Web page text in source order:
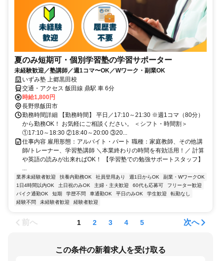
夏のみ短期可・個別学習塾の学習サポーター
未経験歓迎／塾講師／週1コマ〜OK／Wワーク・副業OK
いずみ塾 上郷黒田校
交通・アクセス 飯田線 鼎駅 車 6分
時給1,800円
長野県飯田市
勤務時間詳細 【勤務時間】 平日／17:10～21:30 ※週1コマ（80分）
から勤務OK！ お気軽にご相談ください。 ＜シフト・時間割＞
①17:10～18:30 ②18:40～20:00 ③20...
仕事内容 雇用形態：アルバイト・パート 職種：家庭教師、その他講
師/トレーナー、学習塾講師 ＼本業終わりの時間を有効活用！／ 計算
や英語の読みが出来ればOK！ 【学習塾での勉強サポートスタッフ】
...
業界未経験者歓迎 扶養内勤務OK 社員登用あり 週1日からOK
副業・WワークOK
1日4時間以内OK
土日祝のみOK 主婦・主夫歓迎 60代も応募可
フリーター歓迎
バイク通勤OK
短期 学歴不問 車通勤OK 平日のみOK 学生歓迎
転勤なし
経験不問
未経験者歓迎 経験者歓迎
前へ 1 2 3 4 5 次へ
この条件の新着求人を受け取る